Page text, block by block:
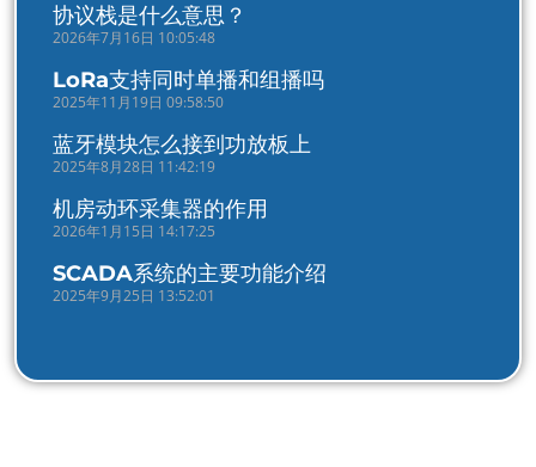
协议栈是什么意思？
2026年7月16日 10:05:48
LoRa支持同时单播和组播吗
2025年11月19日 09:58:50
蓝牙模块怎么接到功放板上
2025年8月28日 11:42:19
机房动环采集器的作用
2026年1月15日 14:17:25
SCADA系统的主要功能介绍
2025年9月25日 13:52:01